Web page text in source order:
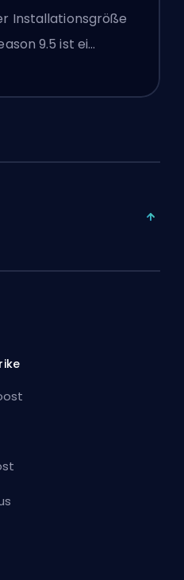
erklärt
Installationsgröße
9.5 ist ei…